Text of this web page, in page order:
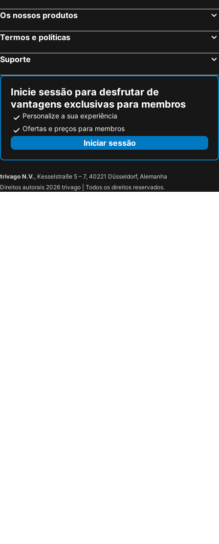
Os nossos produtos
Termos e políticas
Suporte
Inicie sessão para desfrutar de
vantagens exclusivas para membros
Personalize a sua experiência
Ofertas e preços para membros
Iniciar sessão
trivago N.V., Kesselstraße 5 – 7, 40221 Düsseldorf, Alemanha
Direitos autorais 2026 trivago | Todos os direitos reservados.